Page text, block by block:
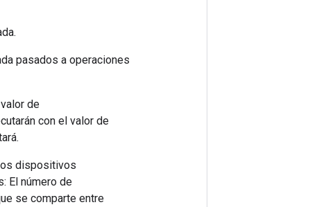
pasados ​​a operaciones
de
con el valor de
dispositivos
El número de
se comparte entre